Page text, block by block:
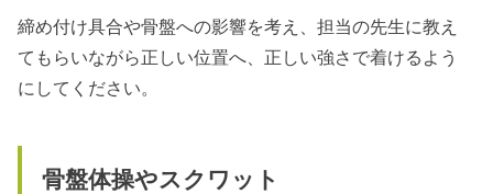
締め付け具合や骨盤への影響を考え、担当の先生に教え
てもらいながら正しい位置へ、正しい強さで着けるよう
にしてください。
骨盤体操やスクワット